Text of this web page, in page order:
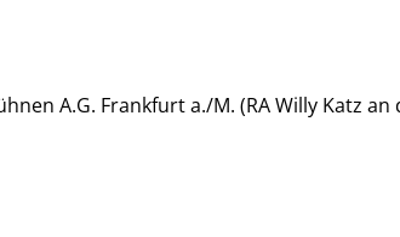
A.G. Frankfurt a./M. (RA Willy Katz an